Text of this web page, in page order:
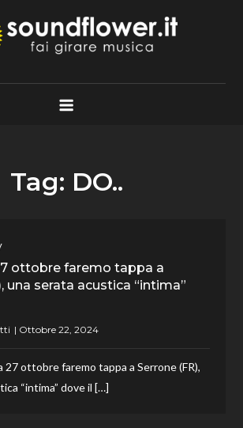
Tag: DO..
ottobre faremo tappa a
una serata acustica “intima”
27 ottobre faremo tappa a Serrone (FR),
“intima” dove il […]